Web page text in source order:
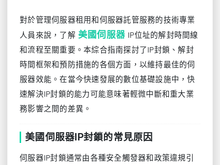
對於管理伺服器租用和伺服器託管服務的技術專業
人員來說，了解 美國伺服器 IP位址的解封時間線
和流程至關重要。本綜合指南探討了IP封鎖、解封
時間框架和預防措施的各個方面，以維持最佳的伺
服器效能。在當今快速發展的數位基礎設施中，快
速解決IP封鎖的能力可能意味著輕微中斷和重大業
務影響之間的差異。
美國伺服器IP封鎖的常見原因
伺服器IP封鎖通常由各種安全觸發器和政策違規引